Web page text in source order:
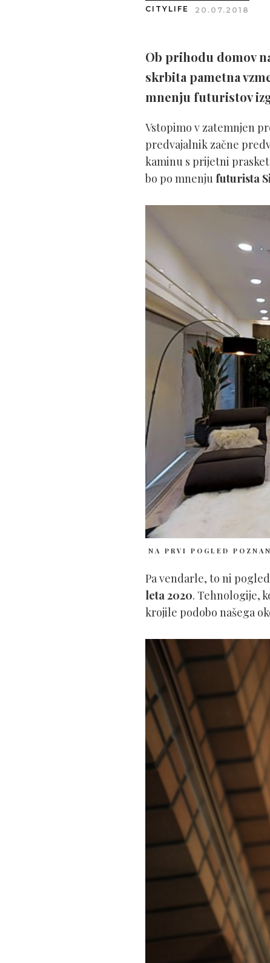
CITYLIFE 20.07.2018
Ob prihodu domov
skrbita pametna
mnenju futuristov
Vstopimo v zatemnjen
predvajalnik začne
kaminu s prijetni
bo po mnenjufuturista
NA PRVI POGLED
Pa vendarle, to ni
leta 2020. Tehnologije,
krojile podobo našega